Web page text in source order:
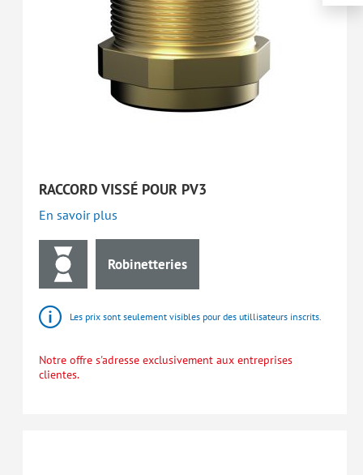
RACCORD VISSÉ POUR PV3
En savoir plus
Robinetteries
Les prix sont seulement visibles pour des utillisateurs inscrits.
Notre offre s'adresse exclusivement aux entreprises
clientes.